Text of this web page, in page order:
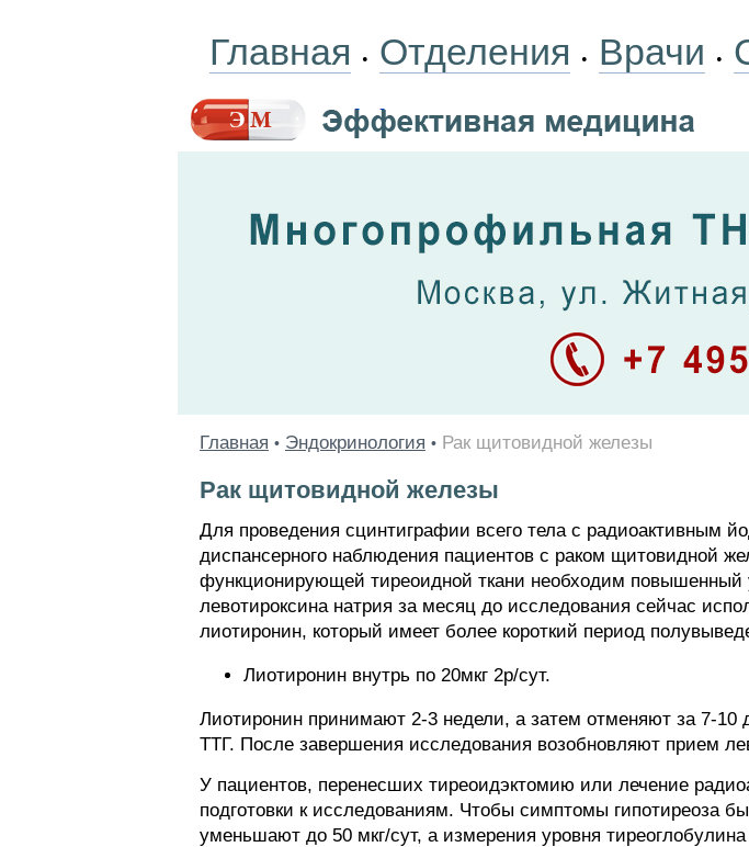
Главная • Отделения • Врачи •
Главная • Эндокринология • Рак щитовидной железы
Рак щитовидной железы
Для проведения сцинтиграфии всего тела с радиоактивным
диспансерного наблюдения пациентов с раком щитовидной
функционирующей тиреоидной ткани необходим повышенный
левотироксина натрия за месяц до исследования сейчас
лиотиронин, который имеет более короткий период
Лиотиронин внутрь по 20мкг 2р/сут.
Лиотиронин принимают 2-3 недели, а затем отменяют за 7-10
ТТГ. После завершения исследования возобновляют прием
У пациентов, перенесших тиреоидэктомию или лечение
подготовки к исследованиям. Чтобы симптомы гипотиреоза
уменьшают до 50 мкг/сут, а измерения уровня